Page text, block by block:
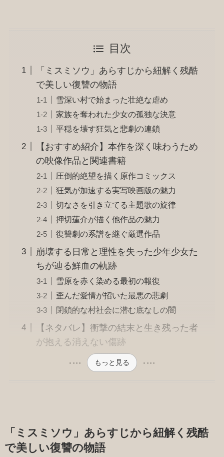
目次
「ミスミソウ」あらすじから紐解く残酷
で美しい復讐の物語
雪深い村で始まった壮絶な虐め
家族を奪われた少女の孤独な決意
平穏を壊す狂気と悲劇の連鎖
【おすすめ紹介】本作を深く味わうため
の映像作品と関連書籍
圧倒的絶望を描く原作コミックス
狂気が加速する実写映画版の魅力
切なさを引き立てる主題歌の旋律
押切蓮介が描く他作品の魅力
復讐劇の系譜を継ぐ厳選作品
崩壊する日常と理性を失った少年少女た
ちが辿る鮮血の軌跡
雪原を赤く染める最初の報復
歪んだ愛情が招いた最悪の悲劇
閉鎖的な村社会に潜む底なしの闇
【ネタバレ】衝撃の結末と生き残った者
が抱える消えない傷跡
もっと見る
「ミスミソウ」あらすじから紐解く残酷
で美しい復讐の物語